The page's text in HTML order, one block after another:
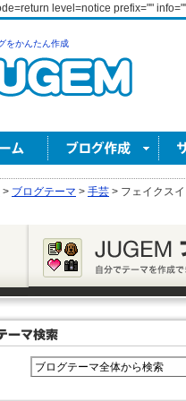
level=notice prefix=""
をかんたん作成
> ブログテーマ > 手芸 > フェイクス